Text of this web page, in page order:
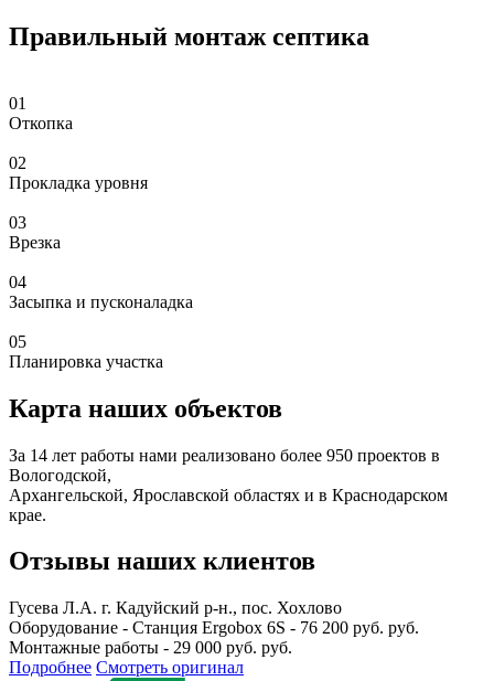
Правильный монтаж септика
01
Откопка
02
Прокладка уровня
03
Врезка
04
Засыпка и пусконаладка
05
Планировка участка
Карта наших объектов
За 14 лет работы нами реализовано более 950 проектов в
Вологодской,
Архангельской, Ярославской областях и в Краснодарском
крае.
Отзывы наших клиентов
Гусева Л.А. г. Кадуйский р-н., пос. Хохлово
Оборудование - Станция Ergobox 6S - 76 200 руб. руб.
Монтажные работы - 29 000 руб. руб.
Подробнее Смотреть оригинал